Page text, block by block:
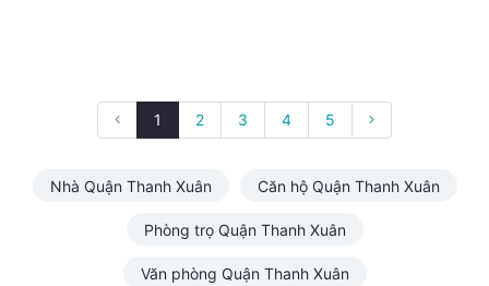
1 2 3 4 5
Nhà Quận Thanh Xuân Căn hộ Quận Thanh Xuân
Phòng trọ Quận Thanh Xuân
Văn phòng Quận Thanh Xuân